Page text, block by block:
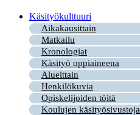
Käsityökulttuuri
Aikakausittain
Matkailu
Kronologiat
Käsityö oppiaineena
Alueittain
Henkilökuvia
Opiskelijoiden töitä
Koulujen käsityösivustoja